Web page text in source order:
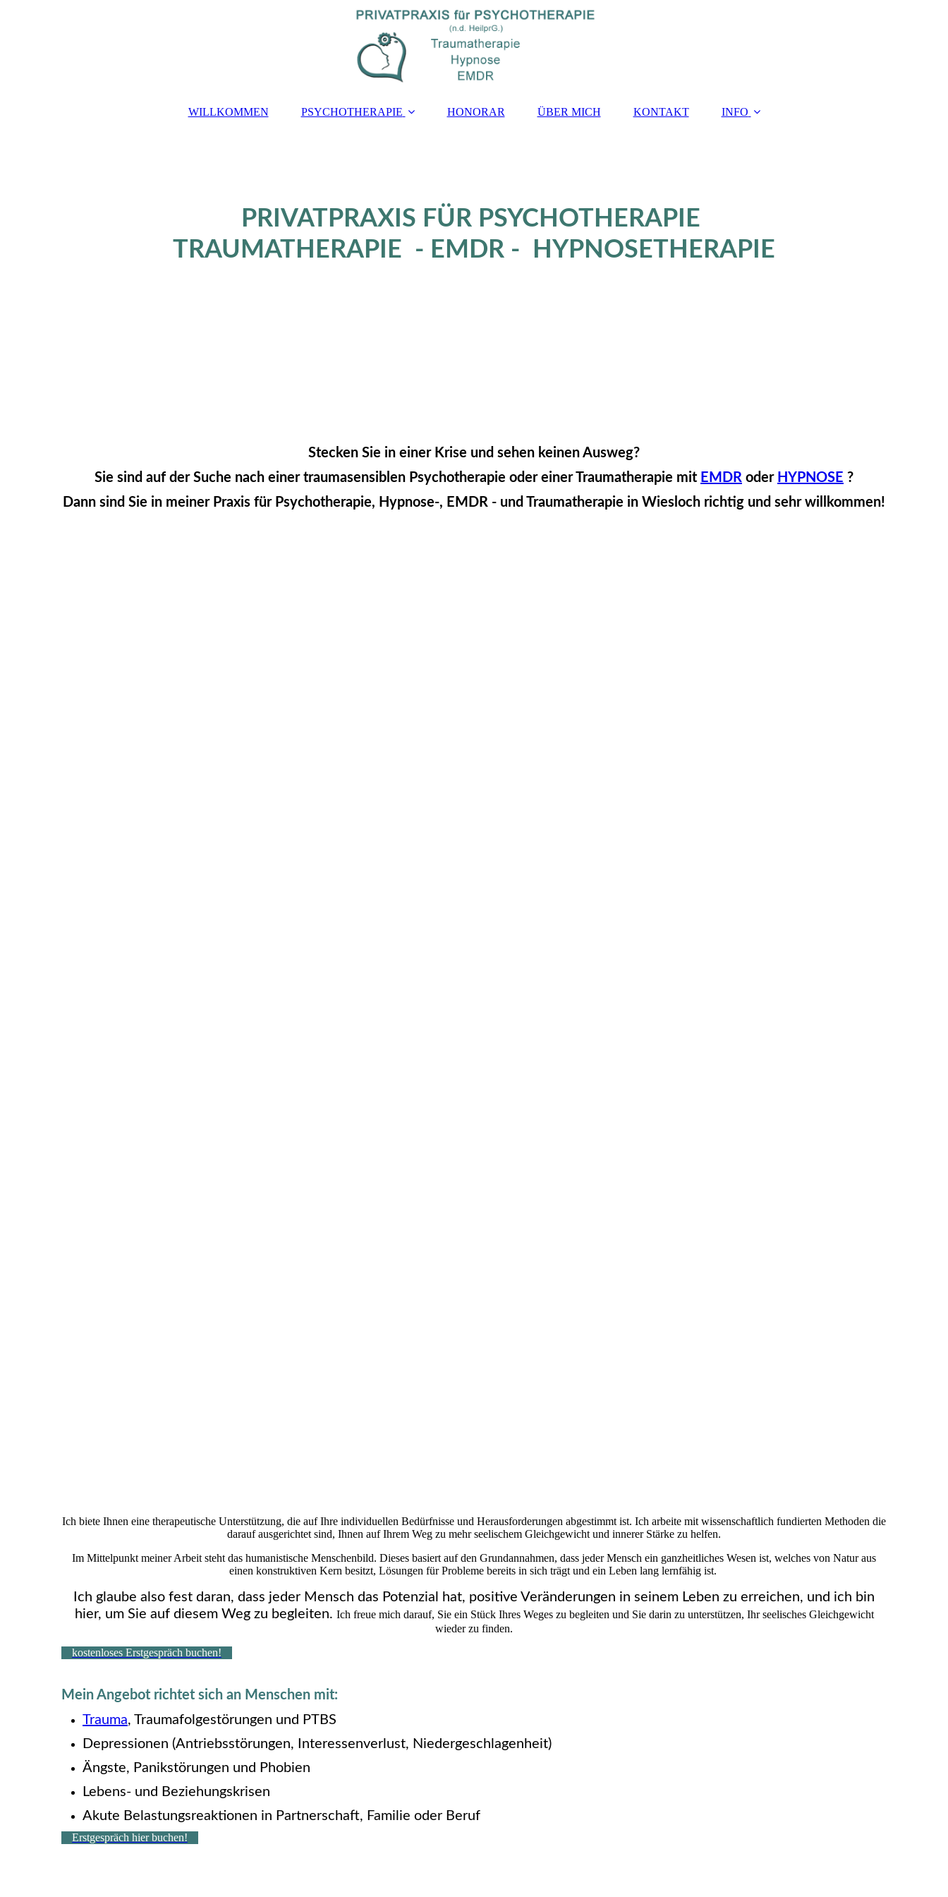
WILLKOMMEN PSYCHOTHERAPIE HONORAR ÜBER MICH KONTAKT INFO
PRIVATPRAXIS FÜR PSYCHOTHERAPIE
TRAUMATHERAPIE - EMDR - HYPNOSETHERAPIE
Stecken Sie in einer Krise und sehen keinen Ausweg?
Sie sind auf der Suche nach einer traumasensiblen Psychotherapie oder einer Traumatherapie mit EMDR oder HYPNOSE ?
Dann sind Sie in meiner Praxis für Psychotherapie, Hypnose-, EMDR - und Traumatherapie in Wiesloch richtig und sehr willkommen!
Ich biete Ihnen eine therapeutische Unterstützung, die auf Ihre individuellen Bedürfnisse und Herausforderungen abgestimmt ist. Ich arbeite mit wissenschaftlich fundierten Methoden die
darauf ausgerichtet sind, Ihnen auf Ihrem Weg zu mehr seelischem Gleichgewicht und innerer Stärke zu helfen.
Im Mittelpunkt meiner Arbeit steht das humanistische Menschenbild. Dieses basiert auf den Grundannahmen, dass jeder Mensch ein ganzheitliches Wesen ist, welches von Natur aus
einen konstruktiven Kern besitzt, Lösungen für Probleme bereits in sich trägt und ein Leben lang lernfähig ist.
Ich glaube also fest daran, dass jeder Mensch das Potenzial hat, positive Veränderungen in seinem Leben zu erreichen, und ich bin
hier, um Sie auf diesem Weg zu begleiten. Ich freue mich darauf, Sie ein Stück Ihres Weges zu begleiten und Sie darin zu unterstützen, Ihr seelisches Gleichgewicht
wieder zu finden.
kostenloses Erstgespräch buchen!
Mein Angebot richtet sich an Menschen mit:
Trauma, Traumafolgestörungen und PTBS
Depressionen (Antriebsstörungen, Interessenverlust, Niedergeschlagenheit)
Ängste, Panikstörungen und Phobien
Lebens- und Beziehungskrisen
Akute Belastungsreaktionen in Partnerschaft, Familie oder Beruf
Erstgespräch hier buchen!